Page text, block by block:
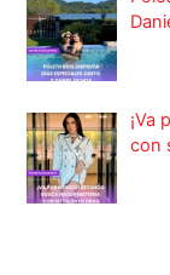
¡Va
con